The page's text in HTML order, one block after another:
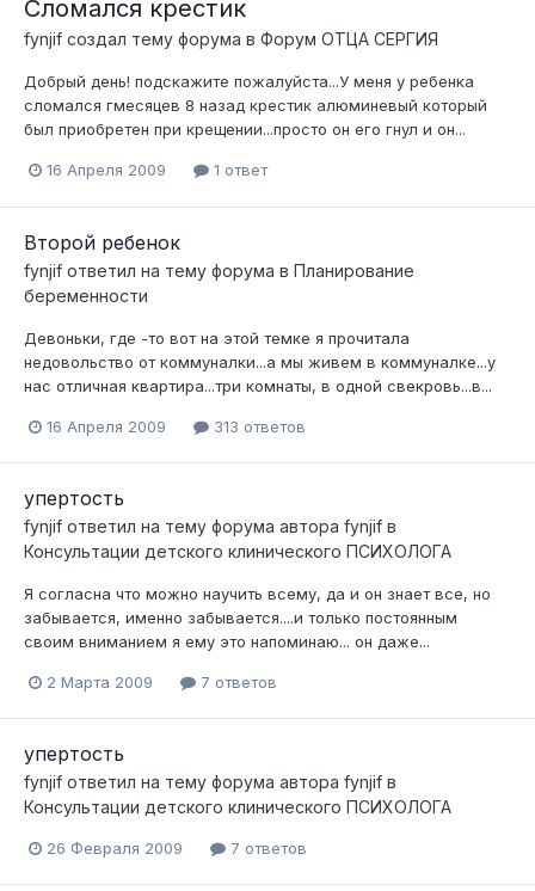
Сломался крестик
fynjif создал тему форума в Форум ОТЦА СЕРГИЯ
Добрый день! подскажите пожалуйста...У меня у ребенка
сломался гмесяцев 8 назад крестик алюминевый который
был приобретен при крещении...просто он его гнул и он...
16 Апреля 2009 1 ответ
Второй ребенок
fynjif ответил на тему форума в Планирование
беременности
Девоньки, где -то вот на этой темке я прочитала
недовольство от коммуналки...а мы живем в коммуналке...у
нас отличная квартира...три комнаты, в одной свекровь...в...
16 Апреля 2009 313 ответов
упертость
fynjif ответил на тему форума автора fynjif в
Консультации детского клинического ПСИХОЛОГА
Я согласна что можно научить всему, да и он знает все, но
забывается, именно забывается....и только постоянным
своим вниманием я ему это напоминаю... он даже...
2 Марта 2009 7 ответов
упертость
fynjif ответил на тему форума автора fynjif в
Консультации детского клинического ПСИХОЛОГА
26 Февраля 2009 7 ответов